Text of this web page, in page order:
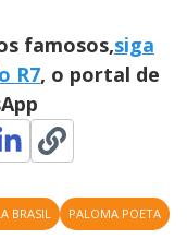
famosos,siga
R7, o portal de
BRASIL PALOMA POETA